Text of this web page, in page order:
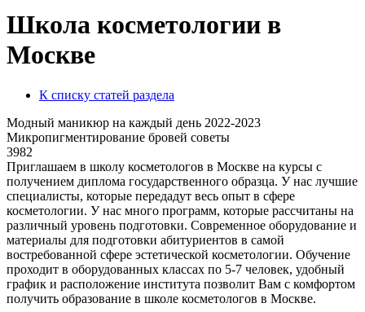
Школа косметологии в
Москве
К списку статей раздела
Модный маникюр на каждый день 2022-2023
Микропигментирование бровей советы
3982
Приглашаем в школу косметологов в Москве на курсы с
получением диплома государственного образца. У нас лучшие
специалисты, которые передадут весь опыт в сфере
косметологии. У нас много программ, которые рассчитаны на
различный уровень подготовки. Современное оборудование и
материалы для подготовки абитуриентов в самой
востребованной сфере эстетической косметологии. Обучение
проходит в оборудованных классах по 5-7 человек, удобный
график и расположение института позволит Вам с комфортом
получить образование в школе косметологов в Москве.